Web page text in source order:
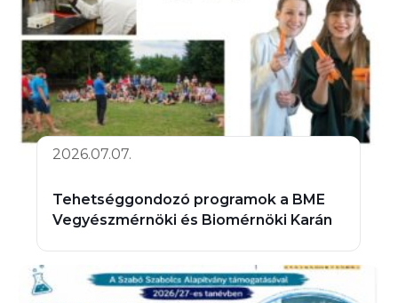
2026.07.07.
Tehetséggondozó programok a BME
Vegyészmérnöki és Biomérnöki Karán